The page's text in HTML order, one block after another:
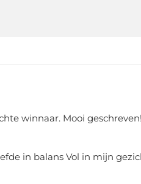
winnaar. Mooi
in balans Vol in mijn